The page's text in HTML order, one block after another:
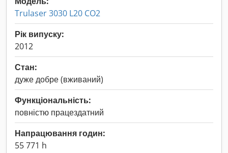
Trulaser 3030 L20 CO2
Рік випуску:
2012
Стан:
дуже добре (вживаний)
Функціональність:
повністю працездатний
Напрацювання годин:
55 771 h